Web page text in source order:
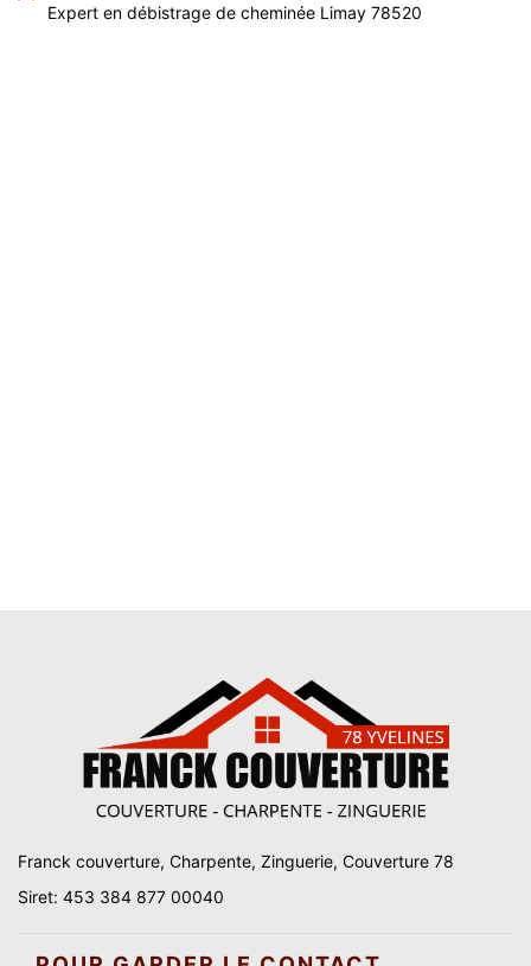
Expert en débistrage de cheminée Limay 78520
Franck couverture, Charpente, Zinguerie, Couverture 78
Siret: 453 384 877 00040